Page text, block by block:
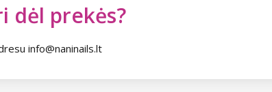
dėl prekės?
info@naninails.lt